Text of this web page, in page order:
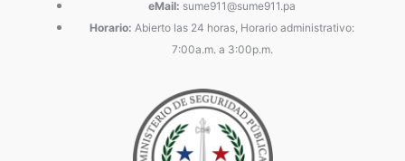
eMail: sume911@sume911.pa
Horario: Abierto las 24 horas, Horario administrativo:
7:00a.m. a 3:00p.m.